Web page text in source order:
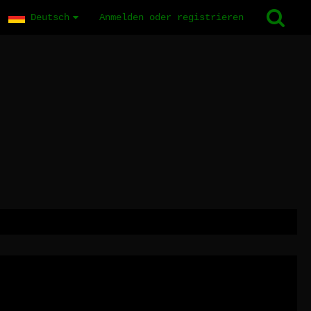
Deutsch Anmelden oder registrieren